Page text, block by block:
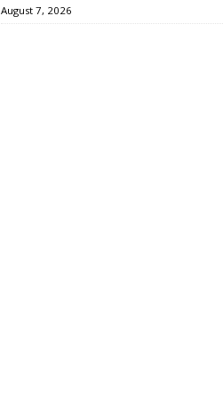
August 7, 2026